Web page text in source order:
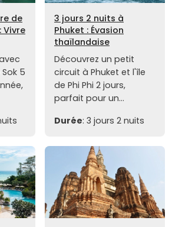
de
Vivre
5
3 jours 2 nuits à
Phuket : Évasion
thaïlandaise
Découvrez un petit
circuit à Phuket et l'île
de Phi Phi 2 jours,
parfait pour un...
Durée: 3 jours 2 nuits